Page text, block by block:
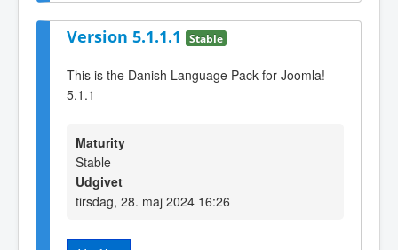
Version 5.1.1.1 Stable
This is the Danish Language Pack for Joomla!
5.1.1
Maturity
Stable
Udgivet
tirsdag, 28. maj 2024 16:26